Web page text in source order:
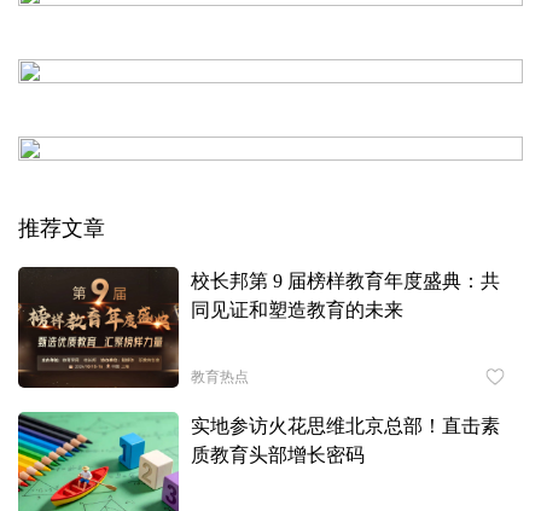
推荐文章
校长邦第 9 届榜样教育年度盛典：共
同见证和塑造教育的未来
教育热点
实地参访火花思维北京总部！直击素
质教育头部增长密码